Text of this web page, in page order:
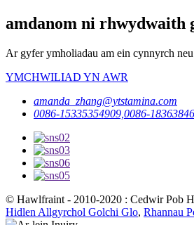
amdanom ni rhwydwaith
Ar gyfer ymholiadau am ein cynnyrch
YMCHWILIAD YN AWR
amanda_zhang@ytstamina.com
0086-15335354909,0086-
© Hawlfraint - 2010-2020 : Cedwir Pob
Hidlen Allgyrchol Golchi Glo, Rhannau